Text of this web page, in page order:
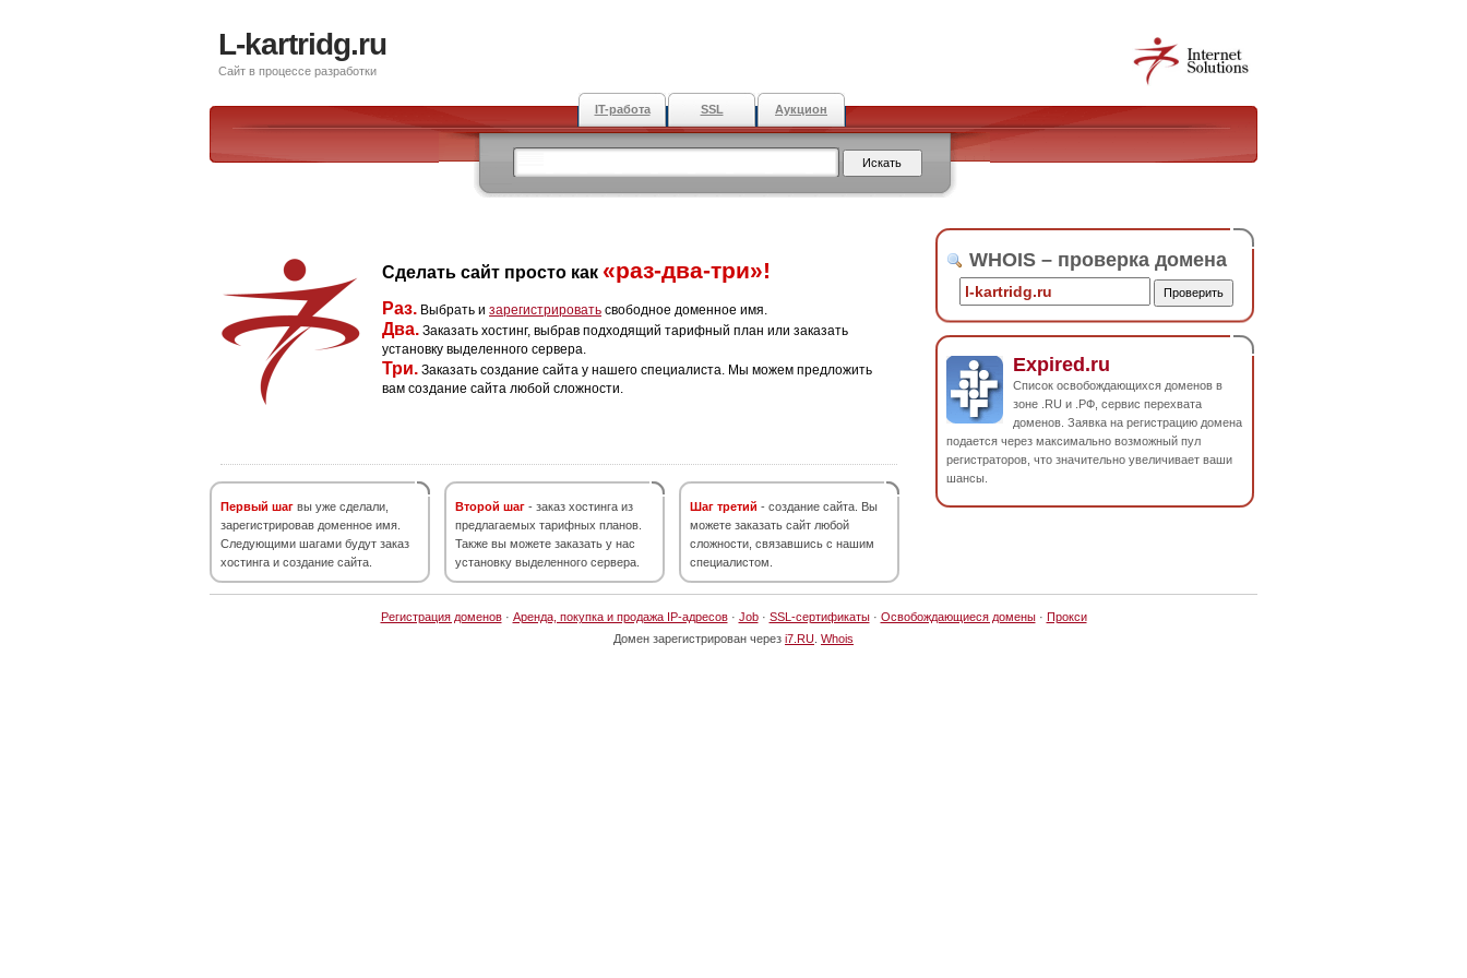
L-kartridg.ru
Сайт в процессе разработки
IT-работа SSL Аукцион
Сделать сайт просто как «раз-два-три»!
Раз. Выбрать и зарегистрировать свободное доменное имя.
Два. Заказать хостинг, выбрав подходящий тарифный план или заказать
установку выделенного сервера.
Три. Заказать создание сайта у нашего специалиста. Мы можем предложить
вам создание сайта любой сложности.
Первый шаг вы уже сделали,
зарегистрировав доменное имя.
Следующими шагами будут заказ
хостинга и создание сайта.
Второй шаг - заказ хостинга из
предлагаемых тарифных планов.
Также вы можете заказать у нас
установку выделенного сервера.
Шаг третий - создание сайта. Вы
можете заказать сайт любой
сложности, связавшись с нашим
специалистом.
WHOIS – проверка домена
Expired.ru
Список освобождающихся доменов в
зоне .RU и .РФ, сервис перехвата
доменов. Заявка на регистрацию домена
подается через максимально возможный пул
регистраторов, что значительно увеличивает ваши
шансы.
Регистрация доменов· Аренда, покупка и продажа IP-адресов· Job· SSL-сертификаты· Освобождающиеся домены· Прокси
Домен зарегистрирован через i7.RU Whois